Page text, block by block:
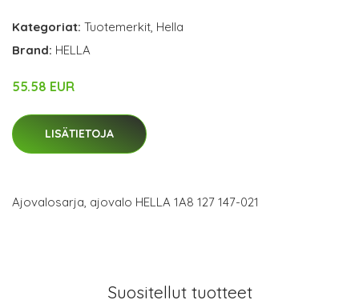
Kategoriat: Tuotemerkit, Hella
Brand: HELLA
55.58 EUR
LISÄTIETOJA
Ajovalosarja, ajovalo HELLA 1A8 127 147-021
Suositellut tuotteet